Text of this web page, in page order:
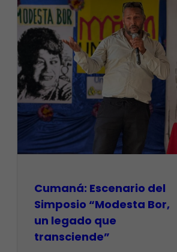
Cumaná: Escenario del
Simposio “Modesta Bor,
un legado que
transciende”